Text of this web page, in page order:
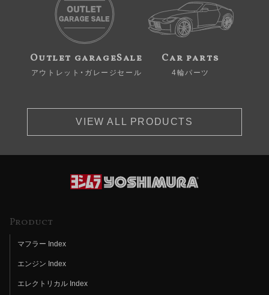
Outlet garageSale
アウトレット・ガレージセール
Car parts
4輪パーツ
VIEW ALL PRODUCTS
Product
マフラー Index
エンジン Index
エレクトリカル Index